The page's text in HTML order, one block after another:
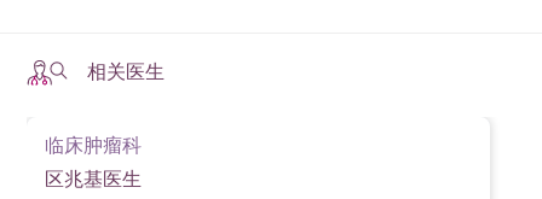
用于治疗肝癌。
微波治疗
在药物使用方面，应遵医嘱用药，避免自行增减药量
伤口护理
术后伤口护理不可忽视，保持伤口干燥清洁，避免沾
控制体重是预防肝癌的重要一环。肥胖与非酒精性脂
为脂肪性肝炎、肝硬化甚至肝癌。因此，保持健康的
生活方式，如戒烟戒酒、均衡饮食和适度运动，可以
确诊肝癌后，患者在生活上需要特别注意以下几点：
相关医生
临床肿瘤科
区兆基医生